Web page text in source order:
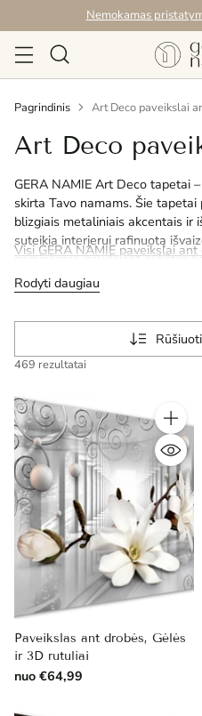
Nemokamas
Pagrindinis Art Deco paveikslai
Art Deco
GERA NAMIE Art Deco tapetai
skirta Tavo namams. Šie
blizgiais metaliniais akcentais ir
suteikia interjerui rafinuotą
gaminamas naudojant aukštos
ekologiškus dažus, todėl gali
saugumo. Pasirinkus Art Deco
Visi GERA NAMIE paveikslai
Rodyti daugiau
Rūšiuoti
469 rezultatai
Kiekis
Paveikslas ant drobės, Gėlės
ir 3D rutuliai
nuo €64,99